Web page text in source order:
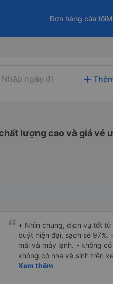
Đơn hàng của tôi
Nhập ngày đi add
lượng cao và giá vé
+ Nhìn chung, dịch vụ tốt
buýt hiện đại, sạch sẽ 97%.
mái và máy lạnh. - không
không có nhà vệ sinh trên
gọi cho tôi và nói với tôi
Xem thêm